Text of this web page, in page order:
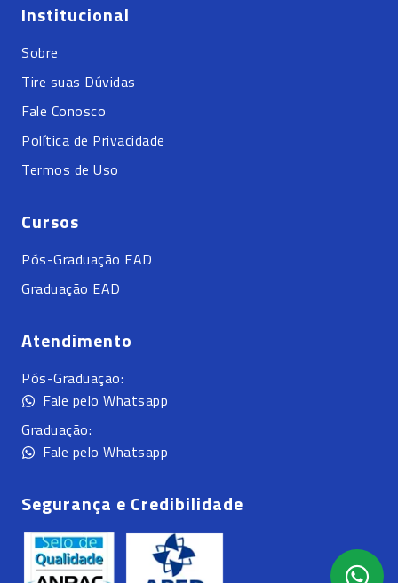
Institucional
Sobre
Tire suas Dúvidas
Fale Conosco
Política de Privacidade
Termos de Uso
Cursos
Pós-Graduação EAD
Graduação EAD
Atendimento
Pós-Graduação:
Fale pelo Whatsapp
Graduação:
Fale pelo Whatsapp
Segurança e Credibilidade